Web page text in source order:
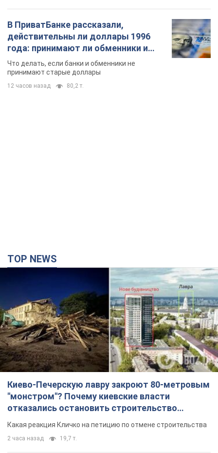
В ПриватБанке рассказали,
действительны ли доллары 1996
года: принимают ли обменники и
банки такие купюры
Что делать, если банки и обменники не
принимают старые доллары
12 часов назад 80,2 т.
TOP NEWS
Киево-Печерскую лавру закроют 80-метровым
"монстром"? Почему киевские власти
отказались остановить строительство
небоскреба "московского верующего"
Какая реакция Кличко на петицию по отмене строительства
2 часа назад 19,7 т.